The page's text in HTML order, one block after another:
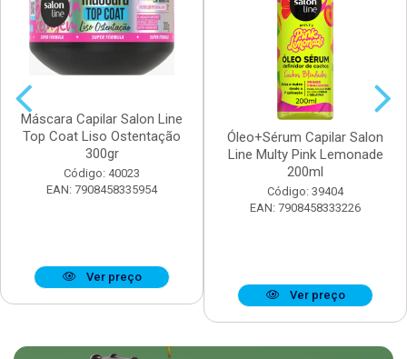
Máscara Capilar Salon Line
Top Coat Liso Ostentação
300gr
Código: 40023
EAN: 7908458335954
Ver preço
Óleo+Sérum Capilar Salon
Line Multy Pink Lemonade
200ml
Código: 39404
EAN: 7908458333226
Ver preço